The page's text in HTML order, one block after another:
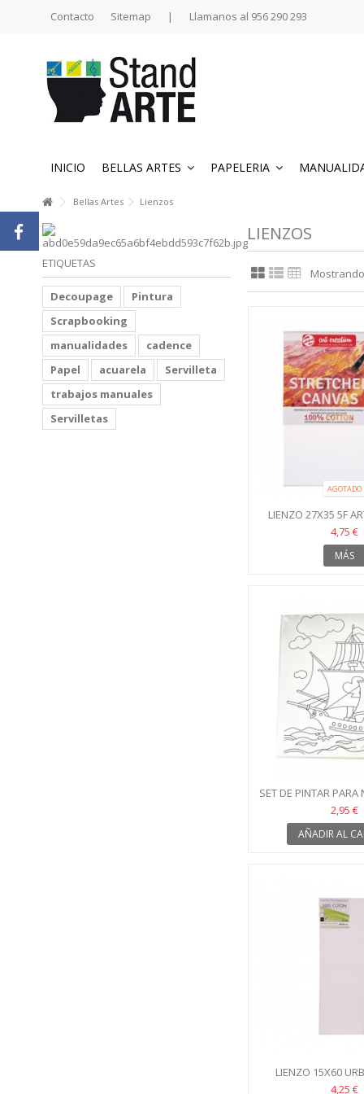
Contacto Sitemap | Llamanos al 956 290 293
INICIO BELLAS ARTES PAPELERIA
Bellas Artes Lienzos
LIENZOS
AGOTADO
LIENZO 27X35 5F
4,75 €
MÁS
SET DE PINTAR PARA
2,95 €
AÑADIR AL
LIENZO 15X60
4,25 €
ETIQUETAS
Decoupage
Pintura
Scrapbooking
manualidades
cadence
Papel
acuarela
Servilleta
trabajos manuales
Servilletas